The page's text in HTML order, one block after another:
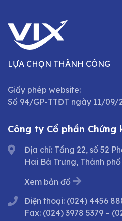
LỰA CHỌN THÀNH CÔNG
Giấy phép website:
Số 94/GP-TTĐT ngày 11/09/
Công ty Cổ phần Chứng
Địa chỉ: Tầng 22, số 52
Hai Bà Trưng, Thành
Xem bản đồ
Điện thoại: (024) 4456
Fax: (024) 3978 5379 –